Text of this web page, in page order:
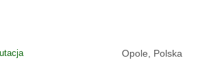
Opole, Polska